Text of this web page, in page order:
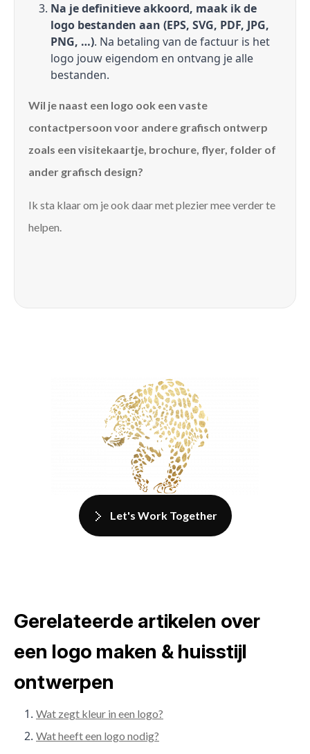
Na je definitieve akkoord, maak ik de
logo bestanden aan (EPS, SVG, PDF, JPG,
PNG, …). Na betaling van de factuur is het
logo jouw eigendom en ontvang je alle
bestanden.
Wil je naast een logo ook een vaste
contactpersoon voor andere grafisch ontwerp
zoals een visitekaartje, brochure, flyer, folder of
ander grafisch design?
Ik sta klaar om je ook daar met plezier mee verder te
helpen.
Let's Work Together
Gerelateerde artikelen over
een logo maken & huisstijl
ontwerpen
Wat zegt kleur in een logo?
Wat heeft een logo nodig?